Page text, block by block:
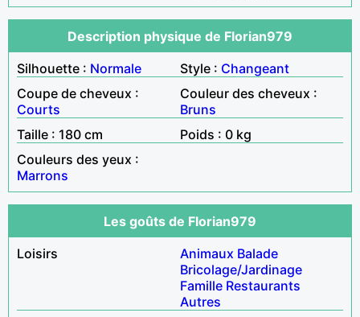
Description physique de Florian979
Silhouette : Normale Style : Changeant
Coupe de cheveux :
Courts
Couleur des cheveux :
Bruns
Taille : 180 cm
Poids : 0 kg
Couleurs des yeux :
Marrons
Les goûts de Florian979
Loisirs
Animaux Balade
Bricolage/Jardinage
Famille Restaurants
Autres